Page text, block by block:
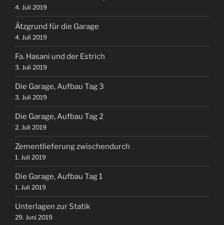
4. Juli 2019
Ätzgrund für die Garage
4. Juli 2019
Fa. Hasani und der Estrich
3. Juli 2019
Die Garage, Aufbau Tag 3
3. Juli 2019
Die Garage, Aufbau Tag 2
2. Juli 2019
Zementlieferung zwischendurch
1. Juli 2019
Die Garage, Aufbau Tag 1
1. Juli 2019
Unterlagen zur Statik
29. Juni 2019